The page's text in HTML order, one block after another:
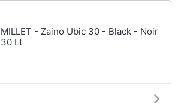
MILLET - Zaino Ubic 30 - Black - Noir
30 Lt